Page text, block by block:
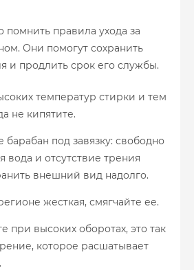
помнить правила ухода за
Они помогут сохранить
и продлить срок его службы.
температур стирки и тем
не кипятите.
барабан под завязку: свободно
вода и отсутствие трения
внешний вид надолго.
жесткая, смягчайте ее.
при высоких оборотах, это так
которое расшатывает